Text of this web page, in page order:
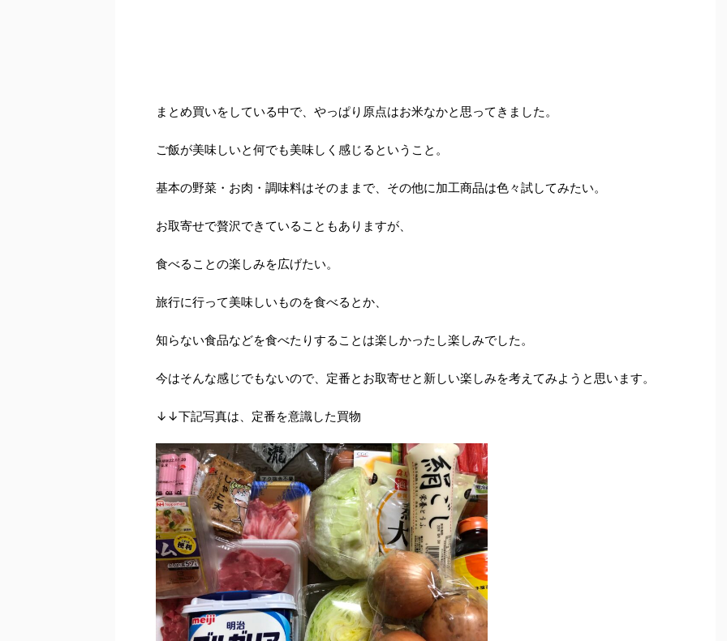
まとめ買いをしている中で、やっぱり原点はお米なかと思ってきました。
ご飯が美味しいと何でも美味しく感じるということ。
基本の野菜・お肉・調味料はそのままで、その他に加工商品は色々試してみたい。
お取寄せで贅沢できていることもありますが、
食べることの楽しみを広げたい。
旅行に行って美味しいものを食べるとか、
知らない食品などを食べたりすることは楽しかったし楽しみでした。
今はそんな感じでもないので、定番とお取寄せと新しい楽しみを考えてみようと思います。
↓↓下記写真は、定番を意識した買物